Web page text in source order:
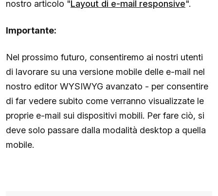
nostro articolo "Layout di e-mail responsive".
Importante:
Nel prossimo futuro, consentiremo ai nostri utenti
di lavorare su una versione mobile delle e-mail nel
nostro editor WYSIWYG avanzato - per consentire
di far vedere subito come verranno visualizzate le
proprie e-mail sui dispositivi mobili. Per fare ciò, si
deve solo passare dalla modalità desktop a quella
mobile.